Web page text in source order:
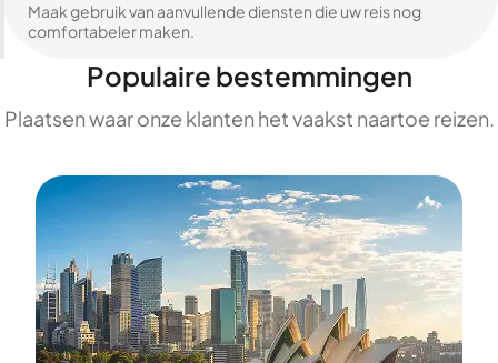
Maak gebruik van aanvullende diensten die uw reis nog
comfortabeler maken.
Populaire bestemmingen
Plaatsen waar onze klanten het vaakst naartoe reizen.